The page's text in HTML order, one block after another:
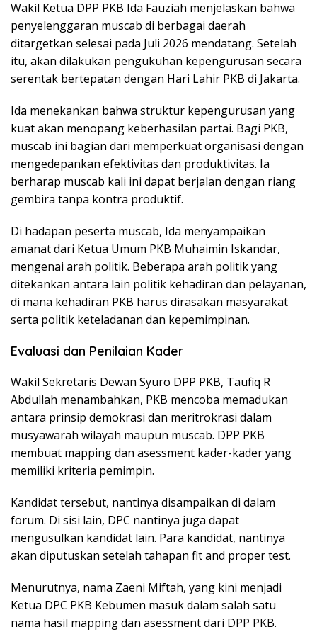
Wakil Ketua DPP PKB Ida Fauziah menjelaskan bahwa
penyelenggaran muscab di berbagai daerah
ditargetkan selesai pada Juli 2026 mendatang. Setelah
itu, akan dilakukan pengukuhan kepengurusan secara
serentak bertepatan dengan Hari Lahir PKB di Jakarta.
Ida menekankan bahwa struktur kepengurusan yang
kuat akan menopang keberhasilan partai. Bagi PKB,
muscab ini bagian dari memperkuat organisasi dengan
mengedepankan efektivitas dan produktivitas. Ia
berharap muscab kali ini dapat berjalan dengan riang
gembira tanpa kontra produktif.
Di hadapan peserta muscab, Ida menyampaikan
amanat dari Ketua Umum PKB Muhaimin Iskandar,
mengenai arah politik. Beberapa arah politik yang
ditekankan antara lain politik kehadiran dan pelayanan,
di mana kehadiran PKB harus dirasakan masyarakat
serta politik keteladanan dan kepemimpinan.
Evaluasi dan Penilaian Kader
Wakil Sekretaris Dewan Syuro DPP PKB, Taufiq R
Abdullah menambahkan, PKB mencoba memadukan
antara prinsip demokrasi dan meritrokrasi dalam
musyawarah wilayah maupun muscab. DPP PKB
membuat mapping dan asessment kader-kader yang
memiliki kriteria pemimpin.
Kandidat tersebut, nantinya disampaikan di dalam
forum. Di sisi lain, DPC nantinya juga dapat
mengusulkan kandidat lain. Para kandidat, nantinya
akan diputuskan setelah tahapan fit and proper test.
Menurutnya, nama Zaeni Miftah, yang kini menjadi
Ketua DPC PKB Kebumen masuk dalam salah satu
nama hasil mapping dan asessment dari DPP PKB.